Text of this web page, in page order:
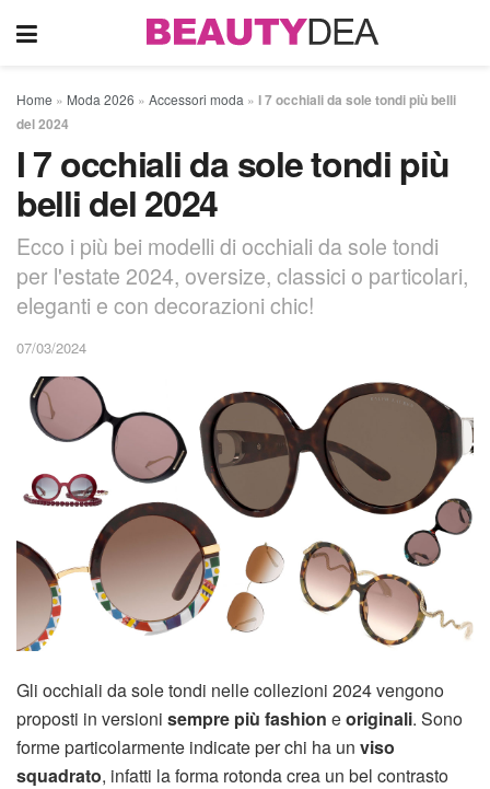
Home » Moda 2026 » Accessori moda » I 7 occhiali da sole tondi più belli
del 2024
I 7 occhiali da sole tondi più
belli del 2024
Ecco i più bei modelli di occhiali da sole tondi
per l'estate 2024, oversize, classici o particolari,
eleganti e con decorazioni chic!
07/03/2024
Gli occhiali da sole tondi nelle collezioni 2024 vengono
proposti in versioni sempre più fashion eoriginali. Sono
forme particolarmente indicate per chi ha un viso
squadrato, infatti la forma rotonda crea un bel contrasto